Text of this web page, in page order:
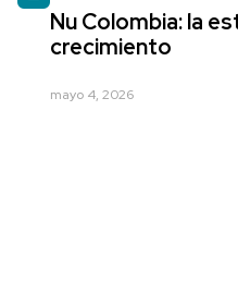
Nu Colombia: la
crecimiento
mayo 4, 2026